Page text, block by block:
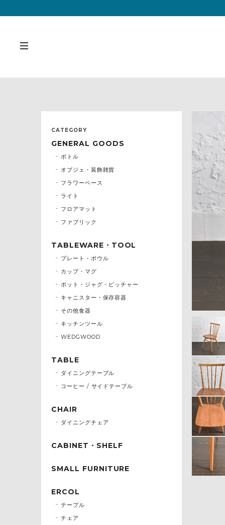
CATEGORY
GENERAL GOODS
ボトル
オブジェ・装飾雑貨
フラワーベース
ライト
フロアマット
ファブリック
TABLEWARE・TOOL
プレート・ボウル
カップ・マグ
ポット・ジャグ・ピッチャー
キャニスター・保存容器
その他食器
キッチンツール
WEDGWOOD
TABLE
ダイニングテーブル
コーヒー / サイドテーブル
CHAIR
ダイニングチェア
CABINET・SHELF
SMALL FURNITURE
ERCOL
テーブル
チェア